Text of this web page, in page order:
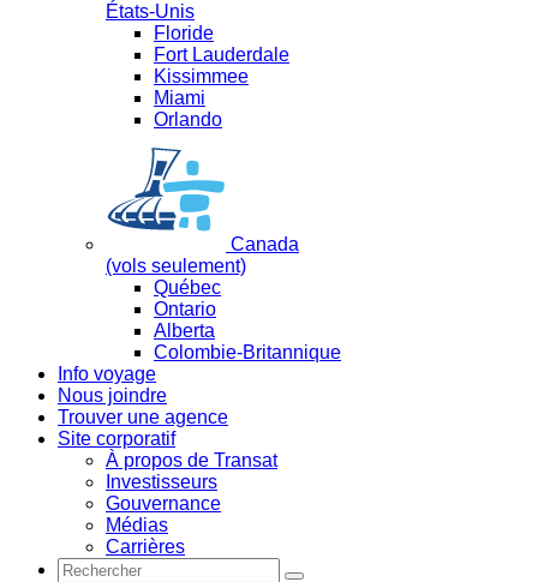
États-Unis
Floride
Fort Lauderdale
Kissimmee
Miami
Orlando
Canada
(vols seulement)
Québec
Ontario
Alberta
Colombie-Britannique
Info voyage
Nous joindre
Trouver une agence
Site corporatif
À propos de Transat
Investisseurs
Gouvernance
Médias
Carrières